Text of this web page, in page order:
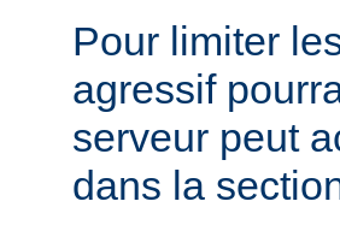
Pour limiter
agressif
serveur peut
dans la